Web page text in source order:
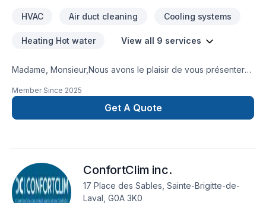
HVAC Air duct cleaning Cooling systems
Heating Hot water View all 9 services
Madame, Monsieur,Nous avons le plaisir de vous présenter
spécialisée dans les solutions de réfrigération, climatisation,
chauffage, ventilation, installation de Thermopompe et
système central .
Member Since 2025
Get A Quote
ConfortClim inc.
17 Place des Sables, Sainte-Brigitte-de-
Laval, G0A 3K0